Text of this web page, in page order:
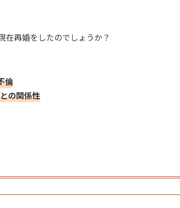
在再婚をしたのでしょうか？
倫
の関係性